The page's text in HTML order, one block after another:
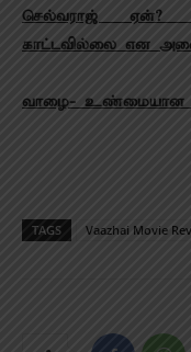
செல்வராஜ் ஏன்?
காட்டவில்லை என
வாழை- உண்மையான
TAGS Vaazhai Movie